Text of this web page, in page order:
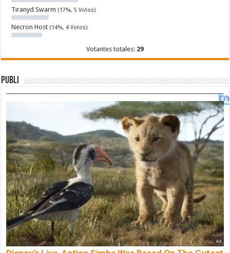
Tiranyd Swarm (17%, 5 Votos)
Necron Host (14%, 4 Votos)
Votantes totales: 29
Publi